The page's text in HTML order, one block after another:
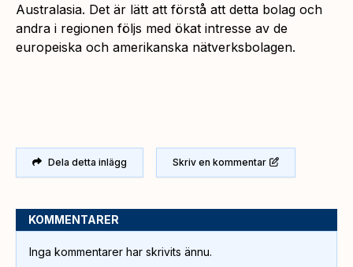
Australasia. Det är lätt att förstå att detta bolag och
andra i regionen följs med ökat intresse av de
europeiska och amerikanska nätverksbolagen.
Dela detta inlägg Skriv en kommentar
KOMMENTARER
Inga kommentarer har skrivits ännu.